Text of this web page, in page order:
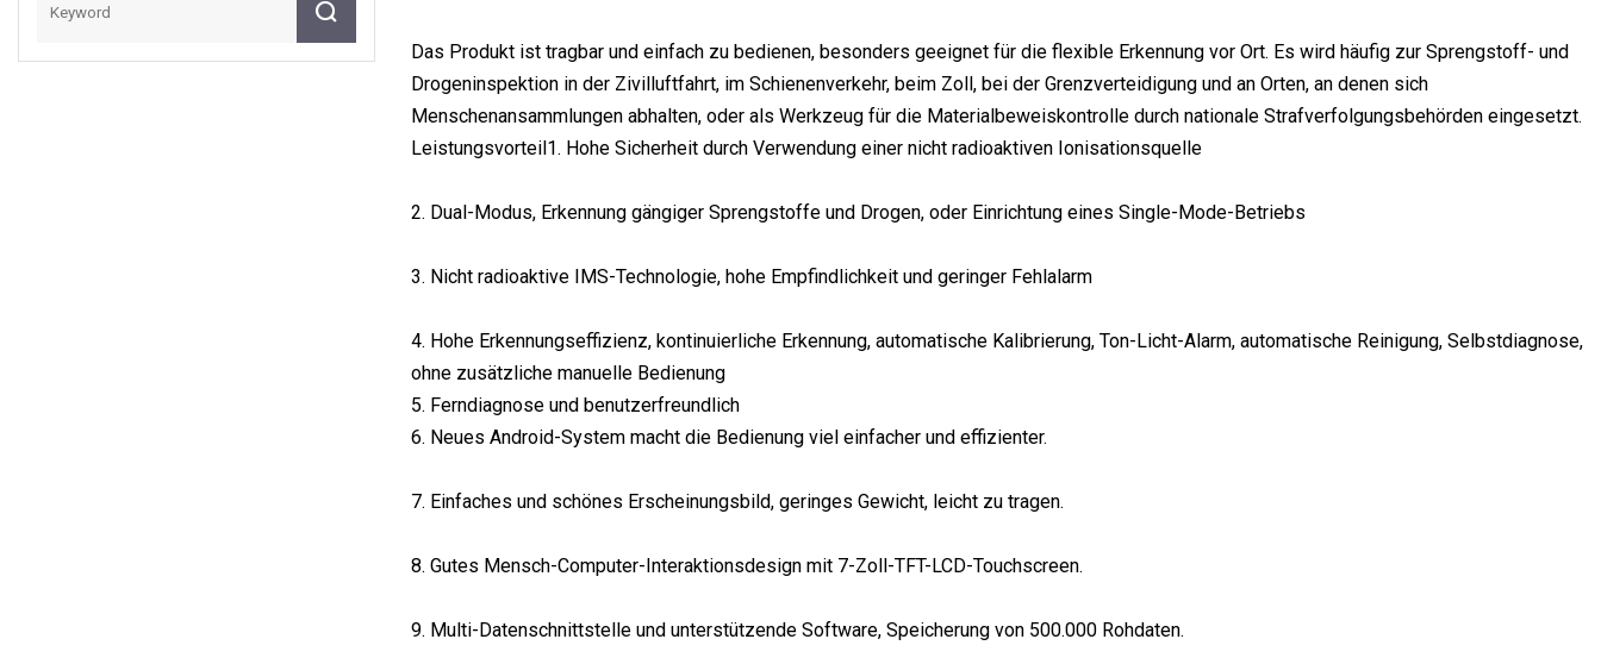
Das Produkt ist tragbar und einfach zu bedienen, besonders geeignet für die flexible Erkennung vor Ort. Es wird häufig zur Sprengstoff- und
Drogeninspektion in der Zivilluftfahrt, im Schienenverkehr, beim Zoll, bei der Grenzverteidigung und an Orten, an denen sich
Menschenansammlungen abhalten, oder als Werkzeug für die Materialbeweiskontrolle durch nationale Strafverfolgungsbehörden eingesetzt.
Leistungsvorteil1. Hohe Sicherheit durch Verwendung einer nicht radioaktiven Ionisationsquelle
2. Dual-Modus, Erkennung gängiger Sprengstoffe und Drogen, oder Einrichtung eines Single-Mode-Betriebs
3. Nicht radioaktive IMS-Technologie, hohe Empfindlichkeit und geringer Fehlalarm
4. Hohe Erkennungseffizienz, kontinuierliche Erkennung, automatische Kalibrierung, Ton-Licht-Alarm, automatische Reinigung, Selbstdiagnose,
ohne zusätzliche manuelle Bedienung
5. Ferndiagnose und benutzerfreundlich
6. Neues Android-System macht die Bedienung viel einfacher und effizienter.
7. Einfaches und schönes Erscheinungsbild, geringes Gewicht, leicht zu tragen.
8. Gutes Mensch-Computer-Interaktionsdesign mit 7-Zoll-TFT-LCD-Touchscreen.
9. Multi-Datenschnittstelle und unterstützende Software, Speicherung von 500.000 Rohdaten.